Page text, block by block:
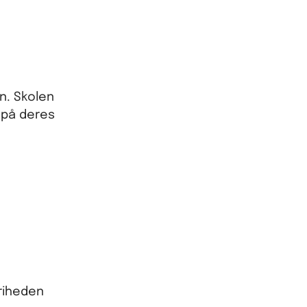
Skolen
deres